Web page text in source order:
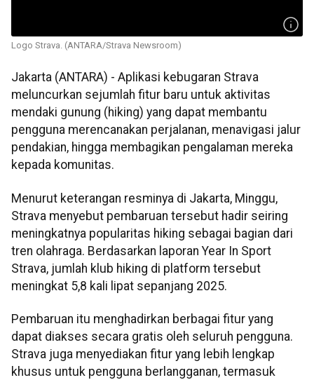
Logo Strava. (ANTARA/Strava Newsroom)
Jakarta (ANTARA) - Aplikasi kebugaran Strava
meluncurkan sejumlah fitur baru untuk aktivitas
mendaki gunung (hiking) yang dapat membantu
pengguna merencanakan perjalanan, menavigasi jalur
pendakian, hingga membagikan pengalaman mereka
kepada komunitas.
Menurut keterangan resminya di Jakarta, Minggu,
Strava menyebut pembaruan tersebut hadir seiring
meningkatnya popularitas hiking sebagai bagian dari
tren olahraga. Berdasarkan laporan Year In Sport
Strava, jumlah klub hiking di platform tersebut
meningkat 5,8 kali lipat sepanjang 2025.
Pembaruan itu menghadirkan berbagai fitur yang
dapat diakses secara gratis oleh seluruh pengguna.
Strava juga menyediakan fitur yang lebih lengkap
khusus untuk pengguna berlangganan, termasuk